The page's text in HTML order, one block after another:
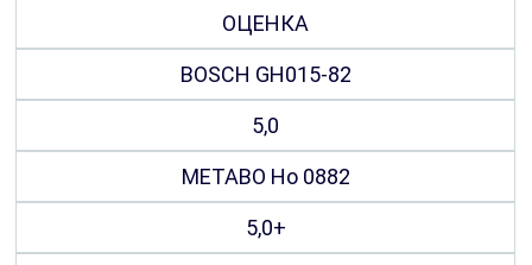
ОЦЕНКА
BOSCH GH015-82
5,0
METABO Но 0882
5,0+